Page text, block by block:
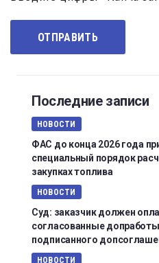
Последние записи
НОВОСТИ
ФАС до конца 2026 года
специальный порядок
закупках топлива
НОВОСТИ
Суд: заказчик должен
согласованные допработы
подписанного
НОВОСТИ